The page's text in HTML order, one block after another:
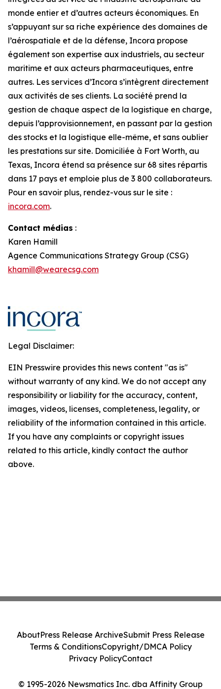
monde entier et d’autres acteurs économiques. En
s’appuyant sur sa riche expérience des domaines de
l’aérospatiale et de la défense, Incora propose
également son expertise aux industriels, au secteur
maritime et aux acteurs pharmaceutiques, entre
autres. Les services d’Incora s’intègrent directement
aux activités de ses clients. La société prend la
gestion de chaque aspect de la logistique en charge,
depuis l’approvisionnement, en passant par la gestion
des stocks et la logistique elle-même, et sans oublier
les prestations sur site. Domiciliée à Fort Worth, au
Texas, Incora étend sa présence sur 68 sites répartis
dans 17 pays et emploie plus de 3 800 collaborateurs.
Pour en savoir plus, rendez-vous sur le site :
incora.com.
Contact médias :
Karen Hamill
Agence Communications Strategy Group (CSG)
khamill@wearecsg.com
Legal Disclaimer:
EIN Presswire provides this news content "as is"
without warranty of any kind. We do not accept any
responsibility or liability for the accuracy, content,
images, videos, licenses, completeness, legality, or
reliability of the information contained in this article.
If you have any complaints or copyright issues
related to this article, kindly contact the author
above.
© 1995-2026 Newsmatics Inc. dba Affinity Group
AboutPress Release ArchiveSubmit Press Release
Terms & ConditionsCopyright/DMCA Policy
Privacy PolicyContact